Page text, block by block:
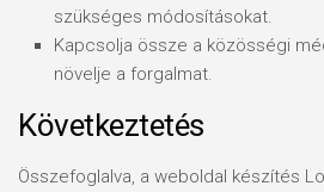
szükséges módosításokat.
Kapcsolja össze a közösségi
növelje a forgalmat.
Következtetés
Összefoglalva, a weboldal készítés